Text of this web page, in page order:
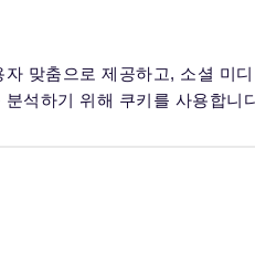
맞춤으로 제공하고, 소셜 미
석하기 위해 쿠키를 사용합니
을 포함합니다.